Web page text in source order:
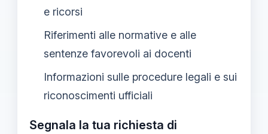
e ricorsi
Riferimenti alle normative e alle
sentenze favorevoli ai docenti
Informazioni sulle procedure legali e sui
riconoscimenti ufficiali
Segnala la tua richiesta di